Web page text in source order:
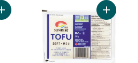
Ajouter Vinaigrette grecque au panier
Ajouter